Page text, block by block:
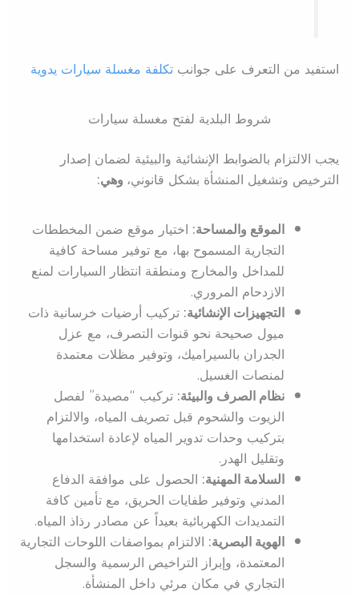
استفيد من التعرف على جوانب تكلفة مغسلة سيارات يدوية
شروط البلدية لفتح مغسلة سيارات
يجب الالتزام بالضوابط الإنشائية والبيئية لضمان إصدار
الترخيص وتشغيل المنشأة بشكل قانوني،وهي:
الموقع والمساحة:اختيار موقع ضمن المخططات
التجارية المسموح بها، مع توفير مساحة كافية
للمداخل والمخارج ومنطقة انتظار السيارات لمنع
الازدحام المروري.
التجهيزات الإنشائية:تركيب أرضيات خرسانية ذات
ميول صحيحة نحو قنوات التصرف، مع عزل
الجدران بالسيراميك، وتوفير مظلات معتمدة
لمنصات الغسيل.
نظام الصرف والبيئة:تركيب “مصيدة” لفصل
الزيوت والشحوم قبل تصريف المياه، والالتزام
بتركيب وحدات تدوير المياه لإعادة استخدامها
وتقليل الهدر.
السلامة المهنية:الحصول على موافقة الدفاع
المدني وتوفير طفايات الحريق، مع تأمين كافة
التمديدات الكهربائية بعيداً عن مصادر رذاذ المياه.
الهوية البصرية:الالتزام بمواصفات اللوحات التجارية
المعتمدة، وإبراز التراخيص الرسمية والسجل
التجاري في مكان مرئي داخل المنشأة.